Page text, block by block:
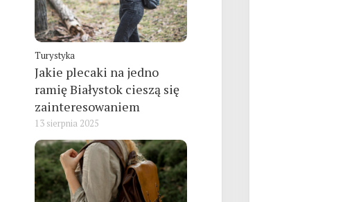
Turystyka
Jakie plecaki na jedno
ramię Białystok cieszą się
zainteresowaniem
13 sierpnia 2025